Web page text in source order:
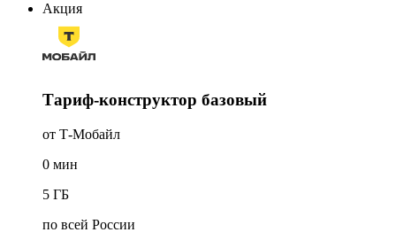
Акция
Тариф-конструктор базовый
от Т-Мобайл
0 мин
5 ГБ
по всей России